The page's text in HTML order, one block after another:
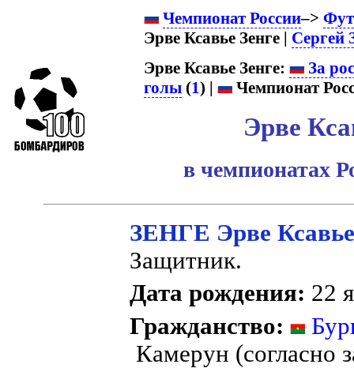
Чемпионат России–>
Эрве Ксавье Зенге | Сергей
Эрве Ксавье Зенге:
За
голы (1) | Чемпионат
Эрве
в чемпионатах
ЗЕНГЕ Эрве
Защитник.
Дата рождения: 22
Гражданство:
Камерун (согласно